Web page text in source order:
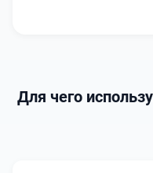
Для чего